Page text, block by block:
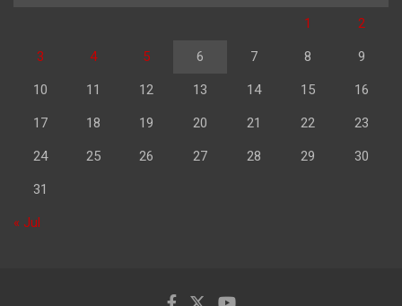
1 2
3 4 5 6 7 8 9
10 11 12 13 14 15 16
17 18 19 20 21 22 23
24 25 26 27 28 29 30
31
« Jul